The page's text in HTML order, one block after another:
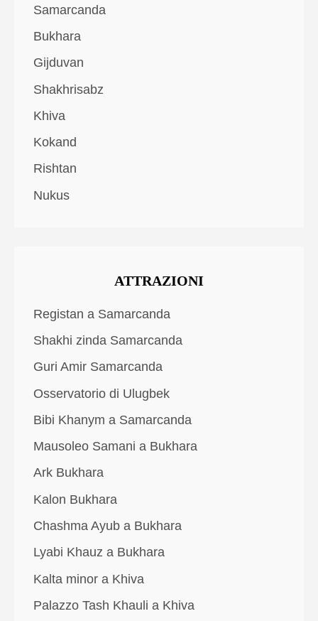
Samarcanda
Bukhara
Gijduvan
Shakhrisabz
Khiva
Kokand
Rishtan
Nukus
ATTRAZIONI
Registan a Samarcanda
Shakhi zinda Samarcanda
Guri Amir Samarcanda
Osservatorio di Ulugbek
Bibi Khanym a Samarcanda
Mausoleo Samani a Bukhara
Ark Bukhara
Kalon Bukhara
Chashma Ayub a Bukhara
Lyabi Khauz a Bukhara
Kalta minor a Khiva
Palazzo Tash Khauli a Khiva